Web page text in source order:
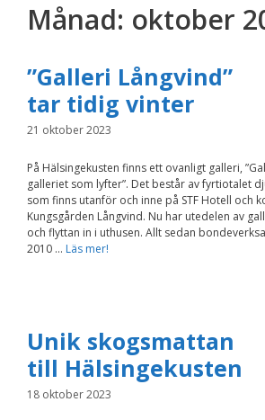
Månad: oktober
”Galleri Långvind”
tar tidig vinter
21 oktober 2023
På Hälsingekusten finns ett ovanligt galleri,
galleriet som lyfter”. Det består av fyrtiotalet
som finns utanför och inne på STF Hotell och
Kungsgården Långvind. Nu har utedelen av
och flyttan in i uthusen. Allt sedan
2010 … Läs mer!
Unik skogsmattan
till Hälsingekusten
18 oktober 2023
Dessa
inte
bort.
För att